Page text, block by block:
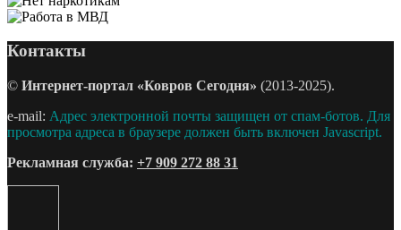
Контакты
© Интернет-портал «Ковров Сегодня» (2013-2025).
e-mail: Адрес электронной почты защищен от спам-ботов. Для
просмотра адреса в браузере должен быть включен Javascript.
Рекламная служба: +7 909 272 88 31